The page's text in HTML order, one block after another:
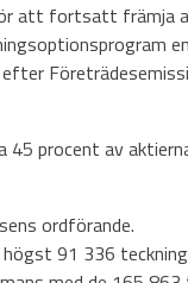
att fortsatt
45 procent av
ordförande.
91 336